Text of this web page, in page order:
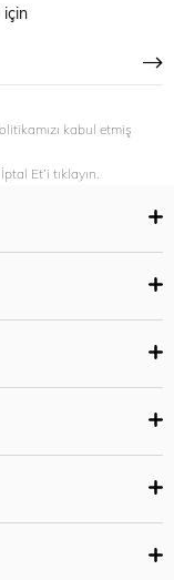
için
kabul etmiş
Et’i tıklayın.